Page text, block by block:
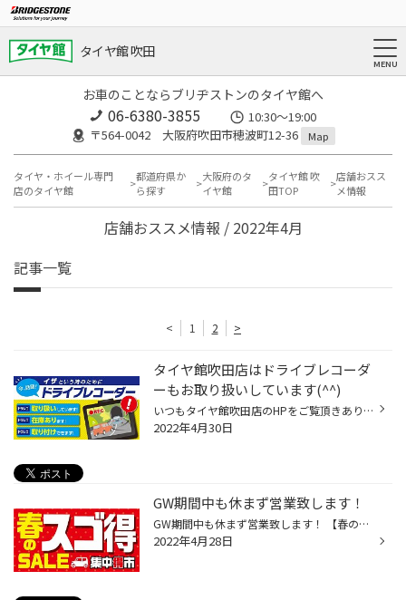
タイヤ館 吹田
お車のことならブリヂストンのタイヤ館へ
06-6380-3855
10:30～19:00
〒564-0042 大阪府吹田市穂波町12-36
Map
タイヤ・ホイール専門
店のタイヤ館
都道府県か
ら探す
大阪府のタ
イヤ館
タイヤ館 吹
田TOP
店舗おスス
メ情報
店舗おススメ情報 / 2022年4月
記事一覧
< 1 2 >
タイヤ館吹田店はドライブレコーダ
ーもお取り扱いしています(^^)
いつもタイヤ館吹田店のHPをご覧頂きありがとうございます☆彡 本日、ご紹介させて頂きます商品は! ドライブレコーダー タイヤ館吹田店ではタイヤはもちろん！メンテナンス用品や ドライブレコーダーなどいろいろなアイテムも扱っているんですよ(^^) ドライブレコーダーをお考え中のお客様！ 前方カ...
2022年4月30日
GW期間中も休まず営業致します！
GW期間中も休まず営業致します！ 【春のスゴ得セール】5/8まで！！！ 本日はお知らせです! 当店はゴールデンウイーク期間中5/3(火)も含め、休まず営業致します☆ 4/16～5/8までの期間は【春のスゴ得セール】開催中！ お得にタイヤ交換ができますので是非ご利用下さい！ 品薄サイズや商品も出ており、...
2022年4月28日